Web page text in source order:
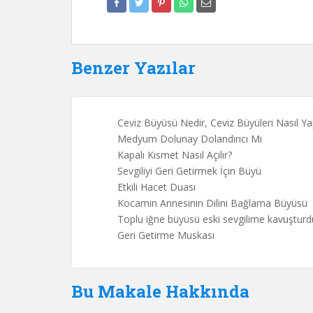
Benzer Yazılar
Ceviz Büyüsü Nedir, Ceviz Büyüleri Nasıl
Medyum Dolunay Dolandırıcı Mı
Kapalı Kısmet Nasıl Açılır?
Sevgiliyi Geri Getirmek İçin Büyü
Etkili Hacet Duası
Kocamın Annesinin Dilini Bağlama Büyüsü
Toplu iğne büyüsü eski sevgilime
Geri Getirme Muskası
Bu Makale Hakkında